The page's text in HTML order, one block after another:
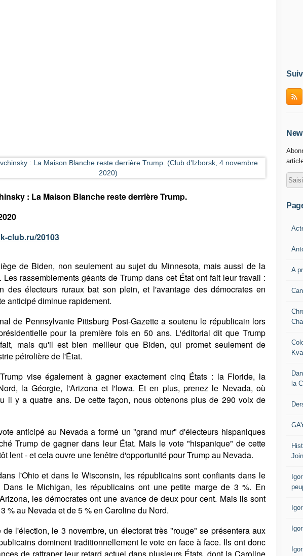
: La Maison Blanche reste derrière Trump.
club.ru/20103
de Biden, non seulement au sujet du Minnesota, mais aussi de la
Les rassemblements géants de Trump dans cet État ont fait leur travail :
des électeurs ruraux bat son plein, et l'avantage des démocrates en
anticipé diminue rapidement.
de Pennsylvanie Pittsburg Post-Gazette a soutenu le républicain lors
pour la première fois en 50 ans. L'éditorial dit que Trump
mais qu'il est bien meilleur que Biden, qui promet seulement de
pétrolière de l'État.
vise également à gagner exactement cinq États : la Floride, la
la Géorgie, l'Arizona et l'Iowa. Et en plus, prenez le Nevada, où
il y a quatre ans. De cette façon, nous obtenons plus de 290 voix de
anticipé au Nevada a formé un "grand mur" d'électeurs hispaniques
Trump de gagner dans leur État. Mais le vote "hispanique" de cette
lent - et cela ouvre une fenêtre d'opportunité pour Trump au Nevada.
l'Ohio et dans le Wisconsin, les républicains sont confiants dans le
Dans le Michigan, les républicains ont une petite marge de 3 %. En
les démocrates ont une avance de deux pour cent. Mais ils sont
% au Nevada et de 5 % en Caroline du Nord.
de l'élection, le 3 novembre, un électorat très "rouge" se présentera aux
dominent traditionnellement le vote en face à face. Ils ont donc
A
la